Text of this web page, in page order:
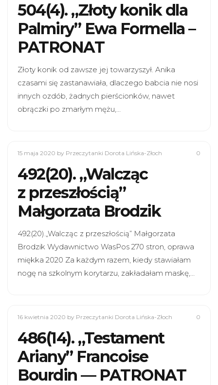
504(4). „Złoty konik dla
Palmiry” Ewa Formella –
PATRONAT
Złoty konik od zawsze jej towarzyszył. Anika
czasami się zastanawiała, dlaczego babcia nie nosi
innych ozdób, żadnych pierścionków, nawet
obrączki po zmarłym mężu,…
15 maja 2020 by Przeczytanki Dorota Lińska-Złoch 0
492(20). „Walcząc
z przeszłością”
Małgorzata Brodzik
492(20).„Walcząc z przeszłością” Małgorzata
Brodzik Wydawnictwo WasPos 270 stron, oprawa
miękka 2020 Za każdym razem, kiedy stawiałam
nogę na szkolnym korytarzu, zakładałam maskę,…
16 kwietnia 2020 by Przeczytanki Dorota Lińska-Złoch 0
486(14). „Testament
Ariany” Francoise
Bourdin — PATRONAT